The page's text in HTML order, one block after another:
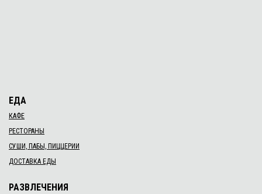
ЕДА
КАФЕ
РЕСТОРАНЫ
СУШИ, ПАБЫ, ПИЦЦЕРИИ
ДОСТАВКА ЕДЫ
РАЗВЛЕЧЕНИЯ